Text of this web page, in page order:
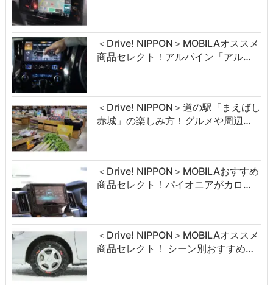
＜Drive! NIPPON＞MOBILAオススメ
商品セレクト！アルパイン「アル…
＜Drive! NIPPON＞道の駅「まえばし
赤城」の楽しみ方！グルメや周辺…
＜Drive! NIPPON＞MOBILAおすすめ
商品セレクト！パイオニアがカロ…
＜Drive! NIPPON＞MOBILAオススメ
商品セレクト！ シーン別おすすめ…